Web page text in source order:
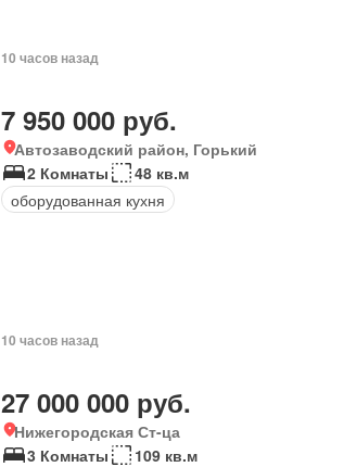
10 часов назад
7 950 000 руб.
Автозаводский район, Горький
2 Комнаты
48 кв.м
оборудованная кухня
10 часов назад
27 000 000 руб.
Нижегородская Ст-ца
3 Комнаты
109 кв.м